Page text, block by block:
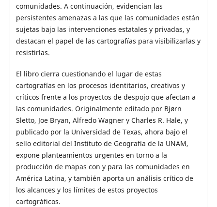
comunidades. A continuación, evidencian las
persistentes amenazas a las que las comunidades están
sujetas bajo las intervenciones estatales y privadas, y
destacan el papel de las cartografías para visibilizarlas y
resistirlas.
El libro cierra cuestionando el lugar de estas
cartografías en los procesos identitarios, creativos y
críticos frente a los proyectos de despojo que afectan a
las comunidades. Originalmente editado por Bjørn
Sletto, Joe Bryan, Alfredo Wagner y Charles R. Hale, y
publicado por la Universidad de Texas, ahora bajo el
sello editorial del Instituto de Geografía de la UNAM,
expone planteamientos urgentes en torno a la
producción de mapas con y para las comunidades en
América Latina, y también aporta un análisis crítico de
los alcances y los límites de estos proyectos
cartográficos.